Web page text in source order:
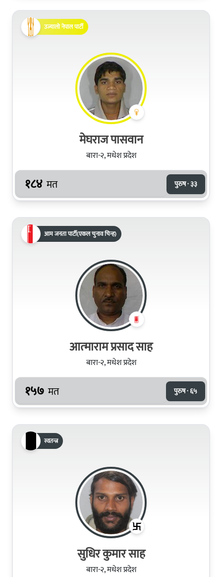
उज्यालो नेपाल पार्टी
मेघराज पासवान
बारा-२, मधेश प्रदेश
१८४ मत पुरुष · ३३
आम जनता पार्टी(एकल चुनाव चिन्ह)
आत्‍माराम प्रसाद साह
बारा-२, मधेश प्रदेश
१५७ मत पुरुष · ६५
स्वतन्त्र
सुधिर कुमार साह
बारा-२, मधेश प्रदेश